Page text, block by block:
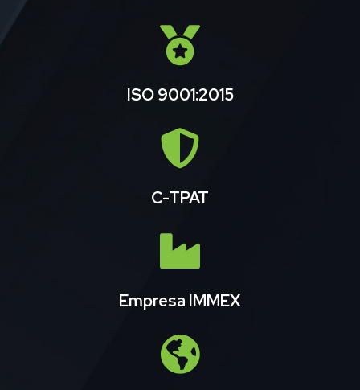
ISO 9001:2015
C-TPAT
Empresa IMMEX